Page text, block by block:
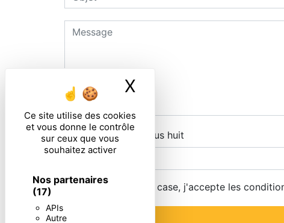
Ce site utilise des cookies
et vous donne le contrôle
sur ceux que vous
souhaitez activer
Nos partenaires
(17)
APIs
Autre
X
Combien font six plus huit
En cochant cette case, j'accepte les